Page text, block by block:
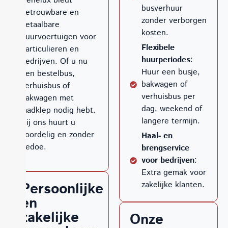
betrouwbare en
betaalbare
huurvoertuigen voor
particulieren en
bedrijven. Of u nu
een bestelbus,
verhuisbus of
bakwagen met
laadklep nodig hebt.
Bij ons huurt u
voordelig en zonder
gedoe.
Persoonlijke
en
zakelijke
busverhuur
zonder verborgen
kosten.
Flexibele
huurperiodes:
Huur een busje,
bakwagen of
verhuisbus per
dag, weekend of
langere termijn.
Haal- en
brengservice
voor bedrijven:
Extra gemak voor
zakelijke klanten.
Onze